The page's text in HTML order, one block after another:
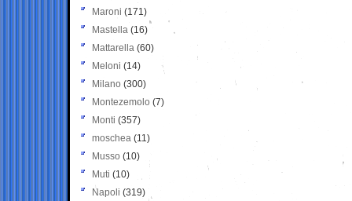
Maroni (171)
Mastella (16)
Mattarella (60)
Meloni (14)
Milano (300)
Montezemolo (7)
Monti (357)
moschea (11)
Musso (10)
Muti (10)
Napoli (319)